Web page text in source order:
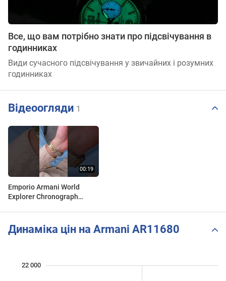
Все, що вам потрібно знати про підсвічування в
годинниках
Види сучасного підсвічування у звичайних і розумних
годинниках
Відеоогляди 1
Emporio Armani World
Explorer Chronograph
Динаміка цін на Armani AR11680
22 000